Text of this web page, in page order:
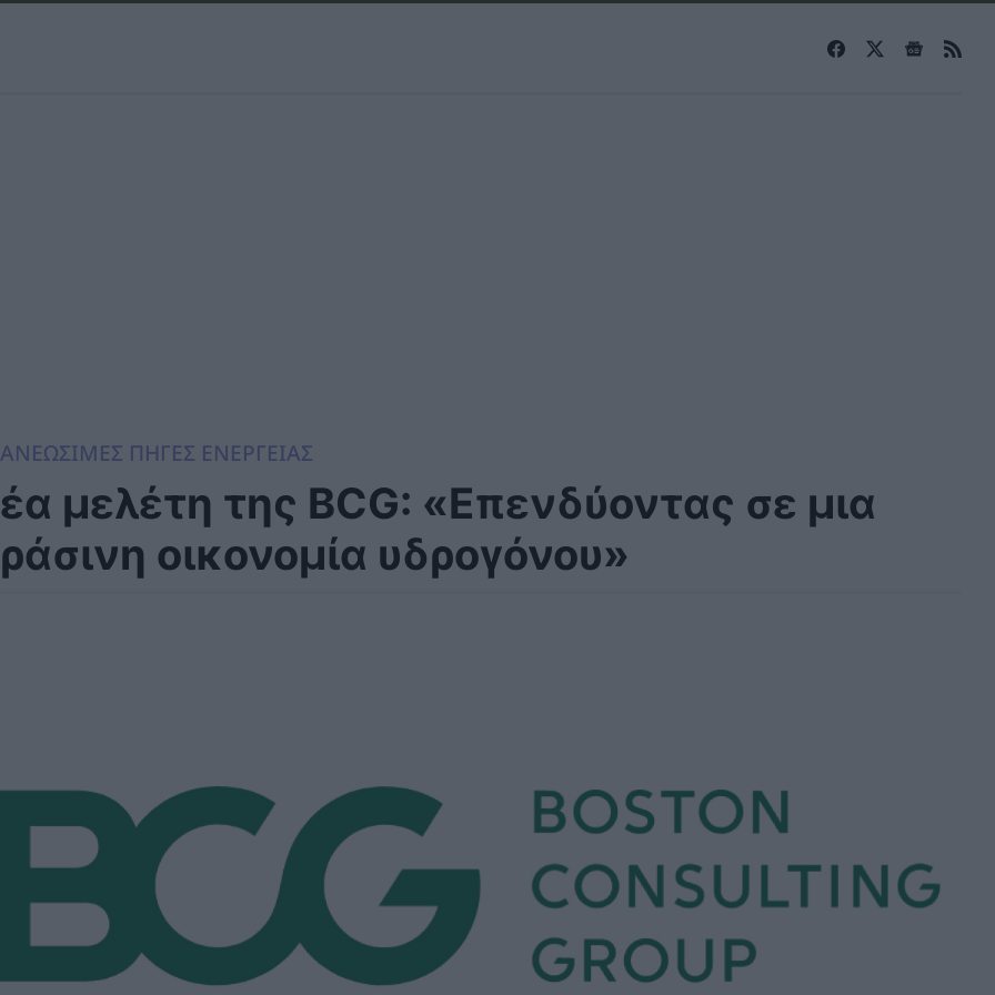
ΠΗΓΕΣ ΕΝΕΡΓΕΙΑΣ
μελέτη της BCG: «Επενδύοντας σε μια
οικονομία υδρογόνου»